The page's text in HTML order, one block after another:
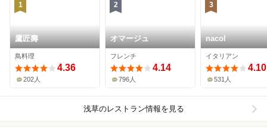
1
鷹匠壽
鳥料理
4.36
202人
2
オマージュ
フレンチ
4.14
796人
3
nacol
イタリアン
4.10
531人
浅草のレストラン情報を見る